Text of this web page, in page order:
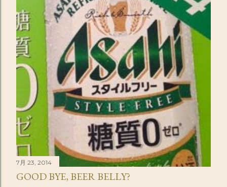
7月 23, 2014
GOOD BYE, BEER BELLY?